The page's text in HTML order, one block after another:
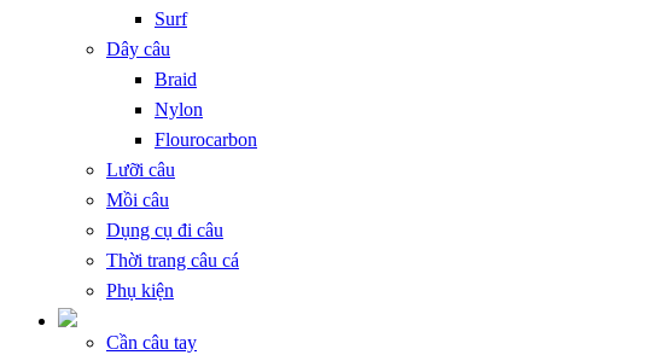
Surf
Dây câu
Braid
Nylon
Flourocarbon
Lưỡi câu
Mồi câu
Dụng cụ đi câu
Thời trang câu cá
Phụ kiện
Cần câu tay